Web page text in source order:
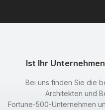
Ist Ihr
Bei uns finden Sie die
Architekten und
Fortune-500-Unternehmen